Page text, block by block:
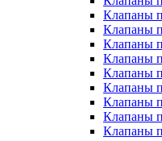
Клапаны
Клапаны
Клапаны
Клапаны
Клапаны
Клапаны
Клапаны
Клапаны
Клапаны